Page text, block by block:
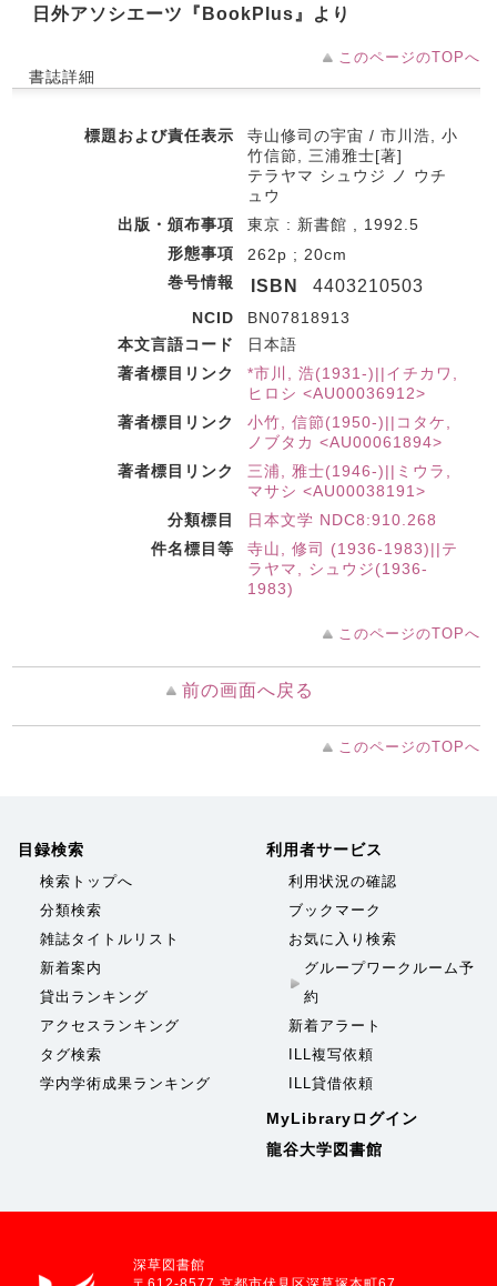
日外アソシエーツ『BookPlus』より
このページのTOPへ
書誌詳細
標題および責任表示
寺山修司の宇宙 / 市川浩, 小
竹信節, 三浦雅士[著]
テラヤマ シュウジ ノ ウチ
ュウ
出版・頒布事項
東京 : 新書館 , 1992.5
形態事項
262p ; 20cm
巻号情報
ISBN 4403210503
NCID
BN07818913
本文言語コード
日本語
著者標目リンク
*市川, 浩(1931-)||イチカワ,
ヒロシ <AU00036912>
著者標目リンク
小竹, 信節(1950-)||コタケ,
ノブタカ <AU00061894>
著者標目リンク
三浦, 雅士(1946-)||ミウラ,
マサシ <AU00038191>
分類標目
日本文学 NDC8:910.268
件名標目等
寺山, 修司 (1936-1983)||テ
ラヤマ, シュウジ(1936-
1983)
このページのTOPへ
前の画面へ戻る
このページのTOPへ
目録検索
検索トップへ
分類検索
雑誌タイトルリスト
新着案内
貸出ランキング
アクセスランキング
タグ検索
学内学術成果ランキング
利用者サービス
利用状況の確認
ブックマーク
お気に入り検索
グループワークルーム予
約
新着アラート
ILL複写依頼
ILL貸借依頼
MyLibraryログイン
龍谷大学図書館
深草図書館